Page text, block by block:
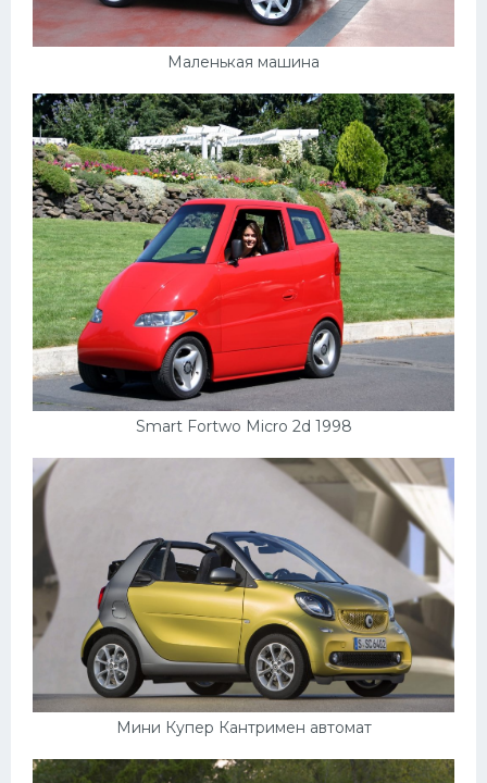
Маленькая машина
Smart Fortwo Micro 2d 1998
Мини Купер Кантримен автомат